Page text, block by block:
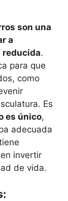
son una
a
reducida.
para que
como
Es
es único,
adecuada
invertir
de vida.